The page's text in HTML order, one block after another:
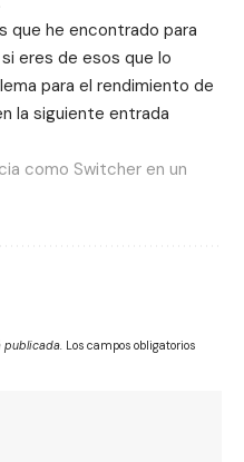
que he encontrado para
eres de esos que lo
para el rendimiento de
la siguiente entrada
como Switcher en un
publicada. Los campos obligatorios